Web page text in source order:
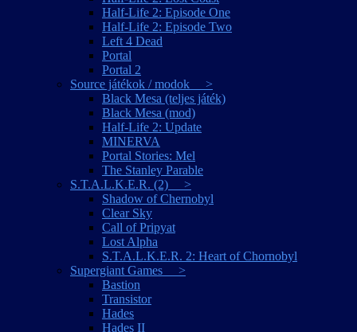
Half-Life 2: Episode One
Half-Life 2: Episode Two
Left 4 Dead
Portal
Portal 2
Source játékok / modok >
Black Mesa (teljes játék)
Black Mesa (mod)
Half-Life 2: Update
MINERVA
Portal Stories: Mel
The Stanley Parable
S.T.A.L.K.E.R. (2) >
Shadow of Chernobyl
Clear Sky
Call of Pripyat
Lost Alpha
S.T.A.L.K.E.R. 2: Heart of Chornobyl
Supergiant Games >
Bastion
Transistor
Hades
Hades II